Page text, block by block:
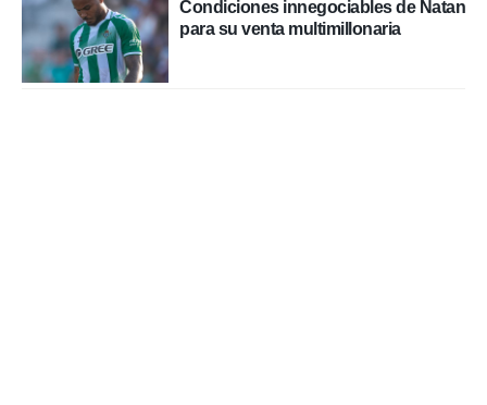
Condiciones innegociables de Natan
para su venta multimillonaria